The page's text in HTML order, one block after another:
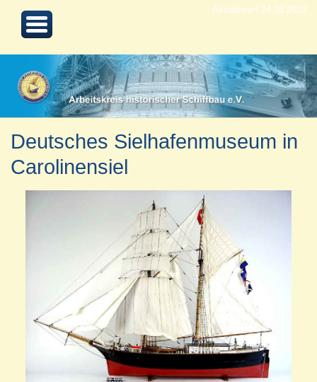
Aktualisiert 24.08.2022
Deutsches Sielhafenmuseum in
Carolinensiel